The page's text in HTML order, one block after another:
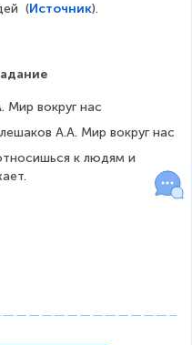
(Источник).
Мир вокруг нас
А.А. Мир вокруг нас
к людям и